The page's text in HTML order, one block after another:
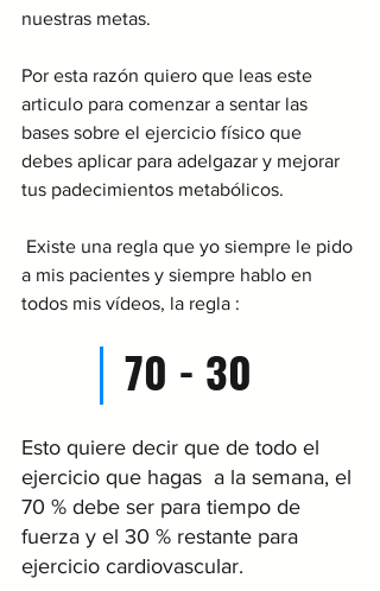
nuestras metas.
Por esta razón quiero que leas este
articulo para comenzar a sentar las
bases sobre el ejercicio físico que
debes aplicar para adelgazar y mejorar
tus padecimientos metabólicos.
a mis pacientes y siempre hablo en
todos mis vídeos, la regla :
70 - 30
Esto quiere decir que de todo el
ejercicio que hagas  a la semana, el
70 % debe ser para tiempo de
fuerza y el 30 % restante para
ejercicio cardiovascular.